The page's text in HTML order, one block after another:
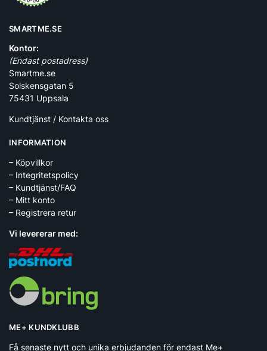
SMARTME.SE
Kontor:
(Endast postadress)
Smartme.se
Solskensgatan 5
75431 Uppsala
Kundtjänst / Kontakta oss
INFORMATION
– Köpvillkor
– Integritetspolicy
– Kundtjänst/FAQ
– Mitt konto
– Registrera retur
Vi levererar med:
ME+ KUNDKLUBB
Få senaste nytt och unika erbjudanden för endast Me+